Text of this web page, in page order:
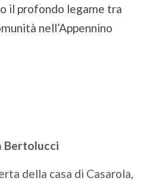
il profondo legame tra
nell’Appennino
Bertolucci
della casa di Casarola,